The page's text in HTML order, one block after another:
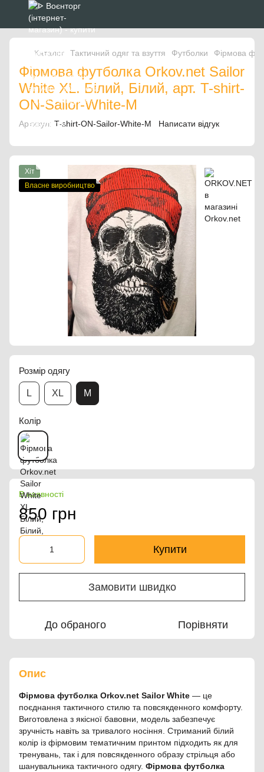
Каталог Тактичний одяг та взуття Футболки Фірмова
Фірмова футболка Orkov.net Sailor
White XL. Білий, Білий, арт. T-shirt-
ON-Sailor-White-M
Артикул: T-shirt-ON-Sailor-White-M Написати відгук
Хіт
Власне виробництво
Розмір одягу
L XL M
Колір
В наявності
850 грн
Купити
Замовити швидко
До обраного Порівняти
Опис
Фірмова футболка Orkov.net Sailor White — це
поєднання тактичного стилю та повсякденного комфорту.
Виготовлена з якісної бавовни, модель забезпечує
зручність навіть за тривалого носіння. Стриманий білий
колір із фірмовим тематичним принтом підходить як для
тренувань, так і для повсякденного образу стрільця або
шанувальника тактичного одягу. Фірмова футболка